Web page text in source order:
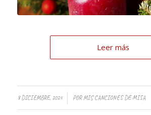
Leer más
8 DICIEMBRE, 2024 PORMIS CANCIONES DE MISA